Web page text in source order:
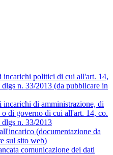
incarichi politici di cui all'art. 14,
n. 33/2013 (da pubblicare in
incarichi di amministrazione, di
o di governo di cui all'art. 14, co.
dlgs n. 33/2013
(documentazione da
sul sito web)
comunicazione dei dati